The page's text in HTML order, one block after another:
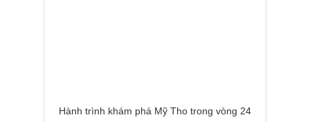
Hành trình khám phá Mỹ Tho trong vòng 24